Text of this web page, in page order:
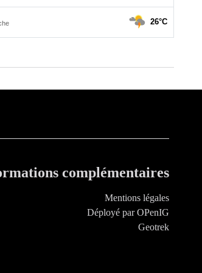
complémentaires
Mentions légales
Déployé par OPenIG
Geotrek